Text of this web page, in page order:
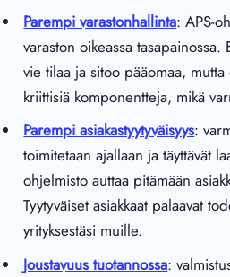
Parempi varastonhallinta: APS-
varaston oikeassa
vie tilaa ja sitoo pääomaa,
kriittisiä komponentteja, mikä
Parempi asiakastyytyväisyys:
toimitetaan ajallaan ja täyttävät
ohjelmisto auttaa pitämään
Tyytyväiset asiakkaat palaavat
yrityksestäsi muille.
Joustavuus tuotannossa: